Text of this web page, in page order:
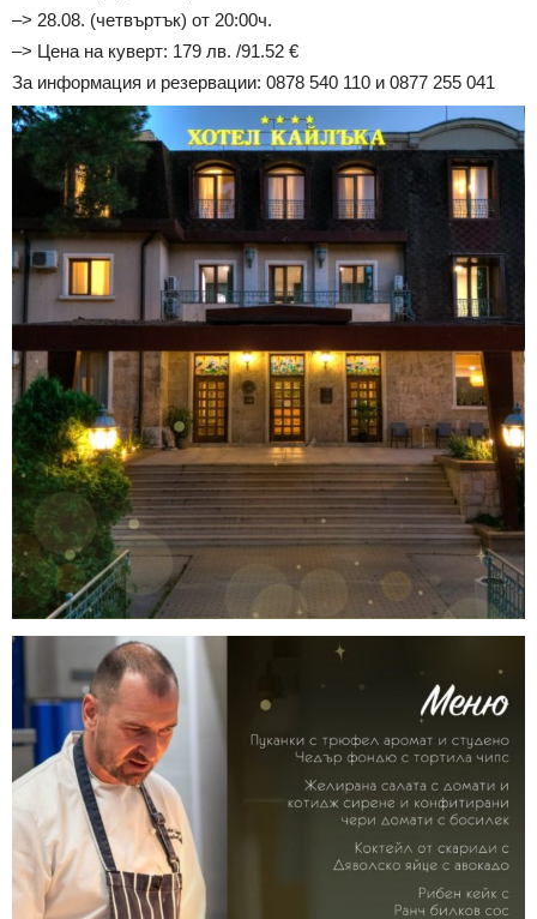
–> 28.08. (четвъртък) от 20:00ч.
–> Цена на куверт: 179 лв. /91.52 €
За информация и резервации: 0878 540 110 и 0877 255 041